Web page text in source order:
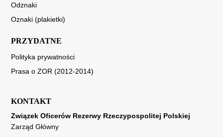
Odznaki
Oznaki (plakietki)
PRZYDATNE
Polityka prywatności
Prasa o ZOR (2012-2014)
KONTAKT
Związek Oficerów Rezerwy Rzeczypospolitej Polskiej
Zarząd Główny